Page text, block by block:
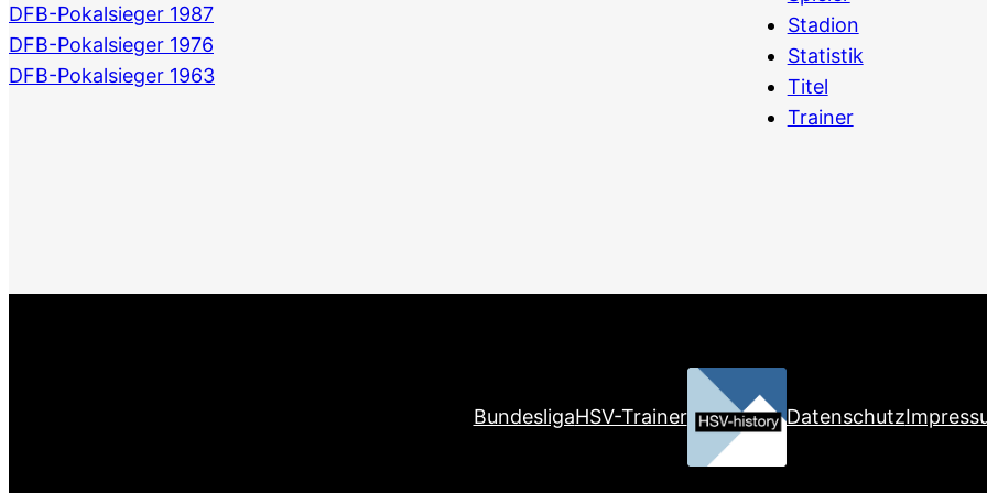
DFB-Pokalsieger 1987
DFB-Pokalsieger 1976
DFB-Pokalsieger 1963
Stadion
Statistik
Titel
Trainer
BundesligaHSV-Trainer Datenschutz